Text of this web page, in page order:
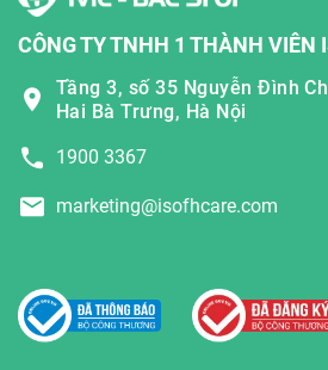
CÔNG TY TNHH 1 THÀNH VIÊN
Tầng 3, số 35 Nguyễn Đình
Hai Bà Trưng, Hà Nội
1900 3367
marketing@isofhcare.com